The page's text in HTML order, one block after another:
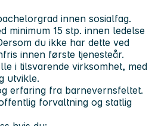
innen sosialfag.
minimum 15 stp. innen ledelse
du ikke har dette ved
innen første tjenesteår.
i tilsvarende virksomhet, med
utvikle.
erfaring fra barnevernsfeltet.
forvaltning og statlig